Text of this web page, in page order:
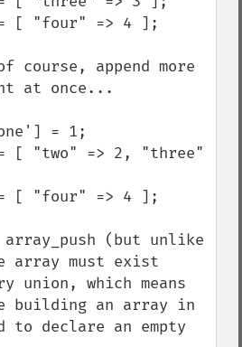
course, append more
at once...
(but unlike
array must exist
union, which means
building an array in
to declare an empty